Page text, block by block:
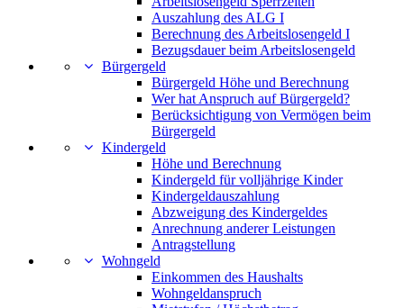
Auszahlung des ALG I
Berechnung des Arbeitslosengeld I
Bezugsdauer beim Arbeitslosengeld
Bürgergeld
Bürgergeld Höhe und Berechnung
Wer hat Anspruch auf Bürgergeld?
Berücksichtigung von Vermögen beim
Bürgergeld
Kindergeld
Höhe und Berechnung
Kindergeld für volljährige Kinder
Kindergeldauszahlung
Abzweigung des Kindergeldes
Anrechnung anderer Leistungen
Antragstellung
Wohngeld
Einkommen des Haushalts
Wohngeldanspruch